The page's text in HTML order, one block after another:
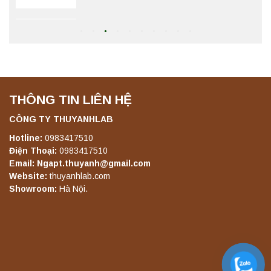
Máy lắc đứng YKD-06 Yonglekang – Thiết bị
Máy lắc đứng YKD-08 Yonglekang – Thiết bị
lắc chiết mẫu phòng thí nghiệm
Máy lắc đứng YKD-10 Yonglekang – Thiết bị
Máy chưng cất tự động YDL-06 Yonglekang
chính hãng – Thiết bị chưng cất mẫu nước
THÔNG TIN LIÊN HỆ
CÔNG TY THUYANHLAB
Hotline: 0983417510
Điện Thoại: 0983417510
Email: Ngapt.thuyanh@gmail.com
Website: thuyanhlab.com
Showroom: Hà Nội.